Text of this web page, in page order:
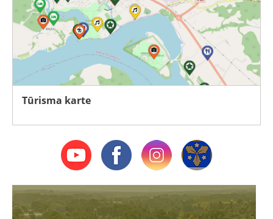
Tūrisma karte